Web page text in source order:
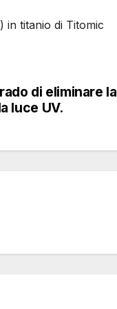
in titanio di Titomic
di eliminare la
luce UV.